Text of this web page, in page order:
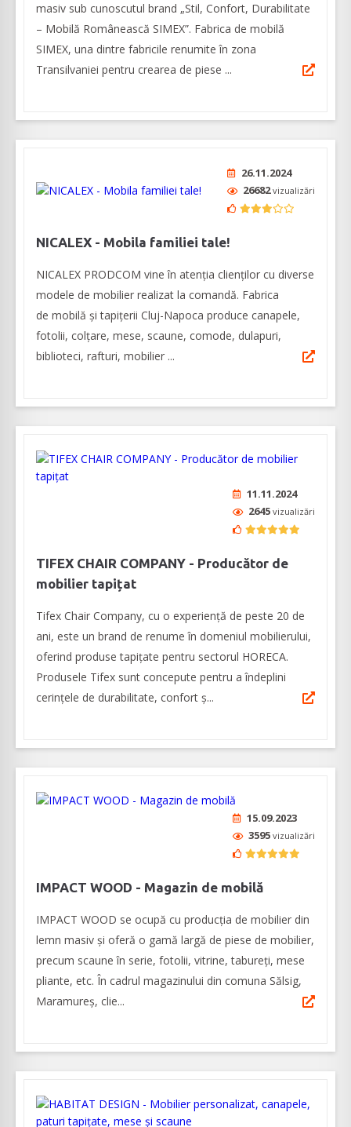
masiv sub cunoscutul brand „Stil, Confort, Durabilitate
– Mobilă Românească SIMEX”. Fabrica de mobilă
SIMEX, una dintre fabricile renumite în zona
Transilvaniei pentru crearea de piese ...
26.11.2024
26682vizualizări
NICALEX - Mobila familiei tale!
NICALEX PRODCOM vine în atenția clienților cu diverse
modele de mobilier realizat la comandă. Fabrica
de mobilă și tapițerii Cluj-Napoca produce canapele,
fotolii, colțare, mese, scaune, comode, dulapuri,
biblioteci, rafturi, mobilier ...
11.11.2024
2645 vizualizări
TIFEX CHAIR COMPANY - Producător de
mobilier tapițat
Tifex Chair Company, cu o experiență de peste 20 de
ani, este un brand de renume în domeniul mobilierului,
oferind produse tapițate pentru sectorul HORECA.
Produsele Tifex sunt concepute pentru a îndeplini
cerințele de durabilitate, confort ș...
15.09.2023
3595 vizualizări
IMPACT WOOD - Magazin de mobilă
IMPACT WOOD se ocupă cu producția de mobilier din
lemn masiv și oferă o gamă largă de piese de mobilier,
precum scaune în serie, fotolii, vitrine, tabureți, mese
pliante, etc. În cadrul magazinului din comuna Sălsig,
Maramureș, clie...